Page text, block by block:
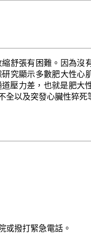
舒張有困難。因為沒
究顯示多數肥大性心
壓力差，也就是肥大
全以及突發心臟性猝死
或撥打緊急電話。